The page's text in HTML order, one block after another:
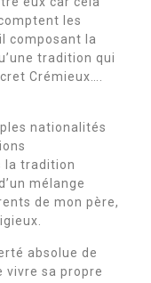
les
composant la
tradition qui
Crémieux….
nationalités
la tradition
mélange
de mon père,
absolue de
vivre sa propre